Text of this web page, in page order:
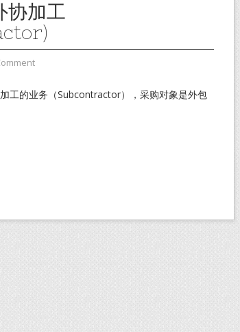
协加工
工的业务（Subcontractor），采购对象是外包